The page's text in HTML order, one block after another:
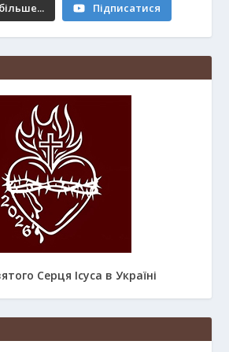
Підписатися
Серця Ісуса в Україні